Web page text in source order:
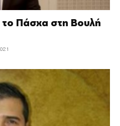
το Πάσχα στη Βουλή